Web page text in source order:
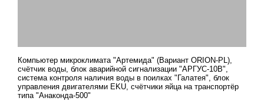
Компьютер микроклимата "Артемида" (Вариант ORION-PL),
счётчик воды, блок аварийной сигнализации "АРГУС-10В",
система контроля наличия воды в поилках "Галатея", блок
управления двигателями EKU, счётчики яйца на транспортёр
типа "Анаконда-500"